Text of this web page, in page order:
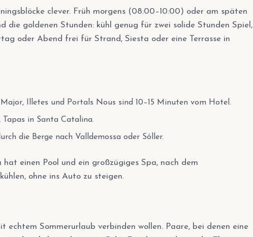
clever. Früh morgens (08:00–10:00) oder am späten
die goldenen Stunden: kühl genug für zwei solide Stunden Spiel,
oder Abend frei für Strand, Siesta oder eine Terrasse in
Illetes und Portals Nous sind 10–15 Minuten vom Hotel.
in Santa Catalina.
die Berge nach Valldemossa oder Sóller.
einen Pool und ein großzügiges Spa, nach dem
ohne ins Auto zu steigen.
echtem Sommerurlaub verbinden wollen. Paare, bei denen eine